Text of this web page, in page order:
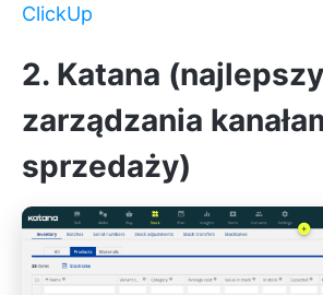
ClickUp
2. Katana
zarządzania
sprzedaży)